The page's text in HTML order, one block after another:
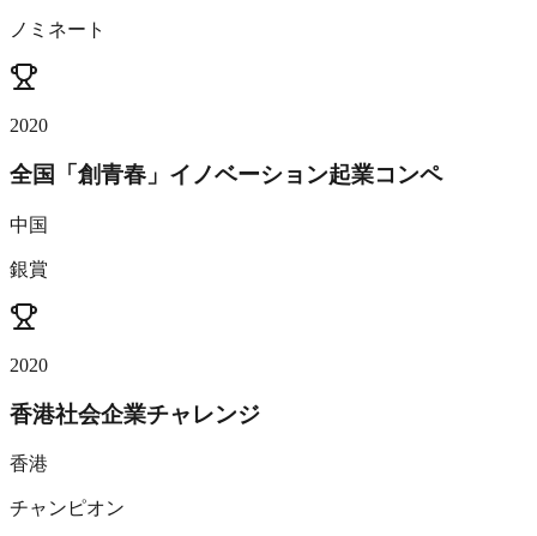
ノミネート
2020
全国「創青春」イノベーション起業コンペ
中国
銀賞
2020
香港社会企業チャレンジ
香港
チャンピオン